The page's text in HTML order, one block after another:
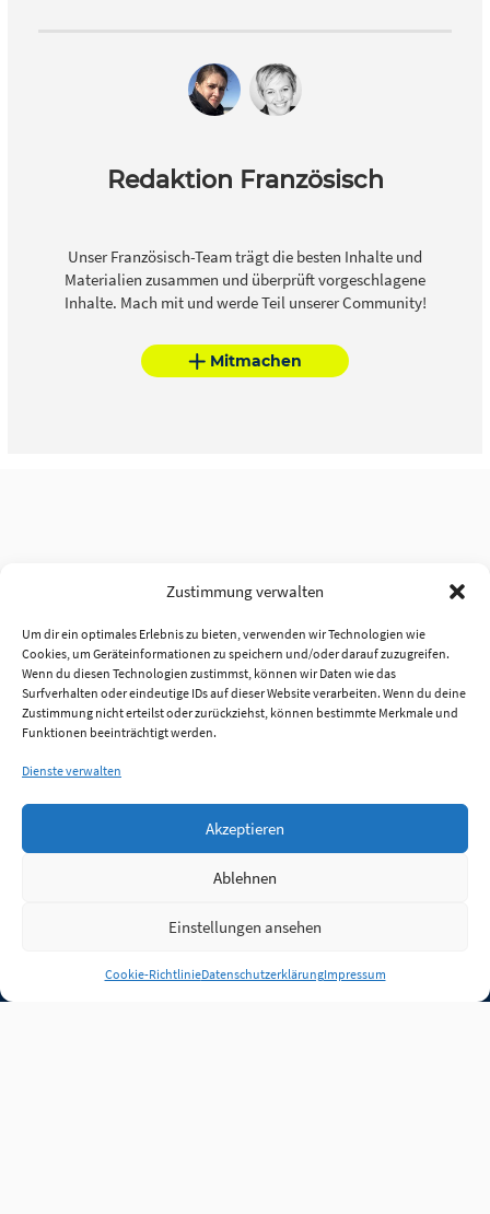
Zustimmung verwalten
Um dir ein optimales Erlebnis zu bieten, verwenden wir Technologien wie
Cookies, um Geräteinformationen zu speichern und/oder darauf zuzugreifen.
Wenn du diesen Technologien zustimmst, können wir Daten wie das
Surfverhalten oder eindeutige IDs auf dieser Website verarbeiten. Wenn du deine
Zustimmung nicht erteilst oder zurückziehst, können bestimmte Merkmale und
Funktionen beeinträchtigt werden.
Dienste verwalten
Akzeptieren
Ablehnen
Einstellungen ansehen
Cookie-RichtlinieDatenschutzerklärungImpressum
Redaktion Französisch
Unser Französisch-Team trägt die besten Inhalte und
Materialien zusammen und überprüft vorgeschlagene
Inhalte. Mach mit und werde Teil unserer Community!
Mitmachen
Anmelden
Jobs Partner FAQ Quellen